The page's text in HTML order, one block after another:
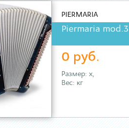
PIERMARIA
Piermaria
0 руб.
Размер: х,
Вес: кг